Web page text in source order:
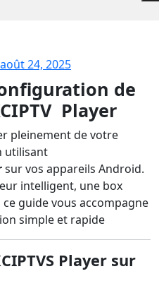
août 24, 2025
de
Player
pleinement de votre
utilisant
sur vos appareils Android.
intelligent, une box
guide vous accompagne
simple et rapide
Player sur